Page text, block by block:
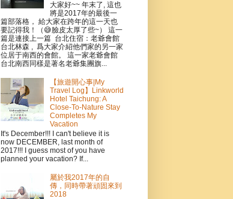
大家好~~ 年末了, 這也
將是2017年的最後一
篇部落格， 給大家在跨年的這一天也
要記得我！（😅臉皮太厚了些~） 這一
篇是連接上一篇 台北住宿：老爺會館
台北林森 , 爲大家介紹他們家的另一家
位居于南西的會館。 這一家老爺會館
台北南西同樣是著名老爺集團旗...
【旅遊開心事|My
Travel Log】Linkworld
Hotel Taichung: A
Close-To-Nature Stay
Completes My
Vacation
It's December!!! I can't believe it is
now DECEMBER, last month of
2017!!! I guess most of you have
planned your vacation? If...
屬於我2017年的自
傳，同時帶著頑固來到
2018